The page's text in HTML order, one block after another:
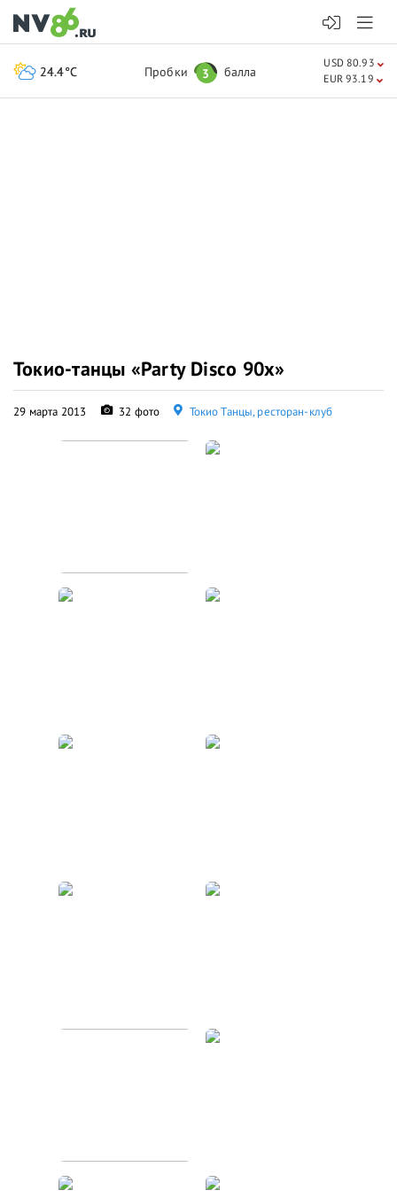
Токио-танцы «Party Disco 90х»
29 марта 2013 32 фото Токио Танцы, ресторан-клуб
24.4°C Пробки 3 балла
USD 80.93
EUR 93.19